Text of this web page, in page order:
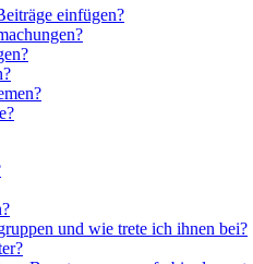
einfügen?
und wie trete ich ihnen bei?